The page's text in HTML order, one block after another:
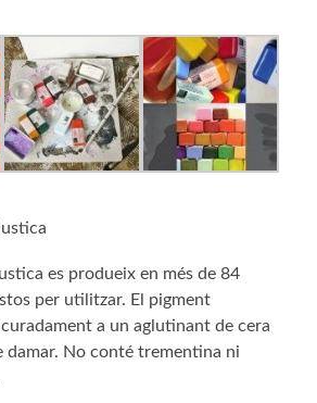
es produeix en més de 84
per utilitzar. El pigment
a un aglutinant de cera
damar. No conté trementina ni